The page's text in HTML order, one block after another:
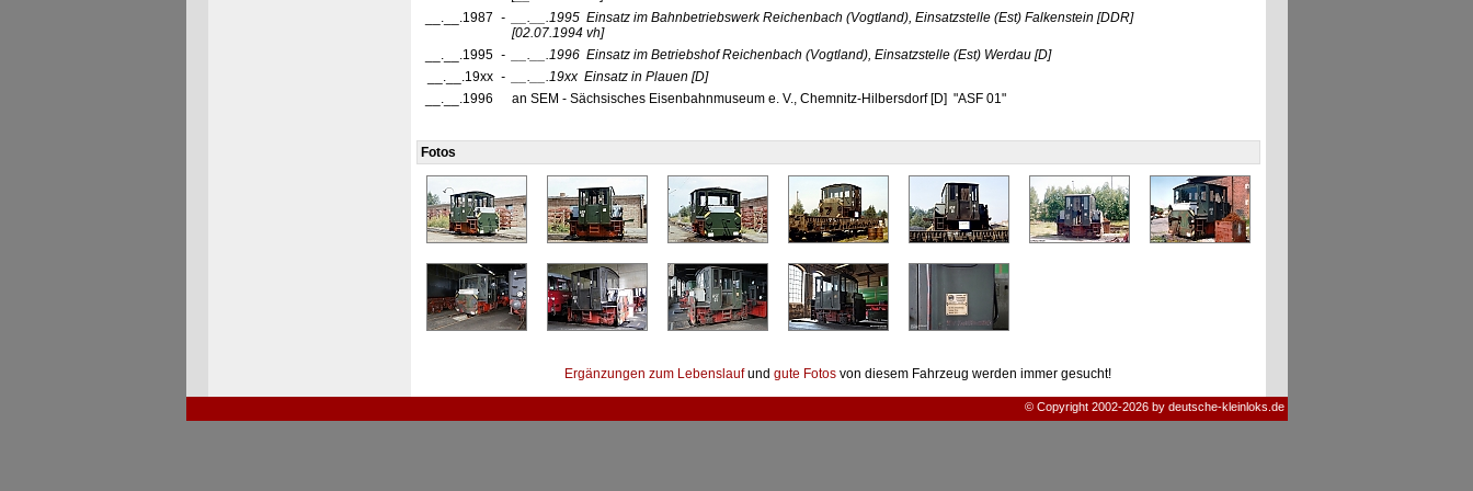
__.__.1987 - __.__.1995 Einsatz im Bahnbetriebswerk Reichenbach (Vogtland), Einsatzstelle (Est) Falkenstein [DDR]
[02.07.1994 vh]
__.__.1995 - __.__.1996 Einsatz im Betriebshof Reichenbach (Vogtland), Einsatzstelle (Est) Werdau [D]
__.__.19xx - __.__.19xx Einsatz in Plauen [D]
__.__.1996
an SEM - Sächsisches Eisenbahnmuseum e. V., Chemnitz-Hilbersdorf [D] "ASF 01"
Fotos
Ergänzungen zum Lebenslaufund gute Fotos von diesem Fahrzeug werden immer gesucht!
© Copyright 2002-2026 by deutsche-kleinloks.de